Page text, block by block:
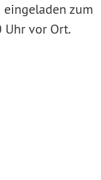
zum
Uhr vor Ort.